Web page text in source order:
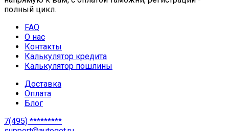
полный цикл.
FAQ
О нас
Контакты
Калькулятор кредита
Калькулятор пошлины
Доставка
Оплата
Блог
7(495) *********